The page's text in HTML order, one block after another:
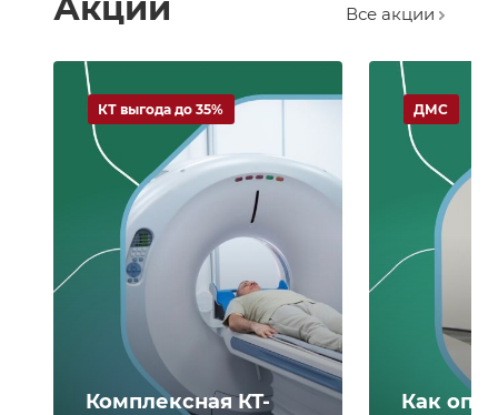
Все акции
Комплексная КТ-
КТ выгода до 35%
Как
ДМС